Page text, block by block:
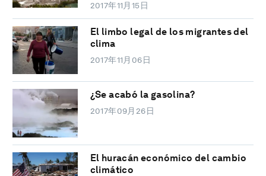
2017年11月15日
El limbo legal de los migrantes del
clima
2017年11月06日
¿Se acabó la gasolina?
2017年09月26日
El huracán económico del cambio
climático